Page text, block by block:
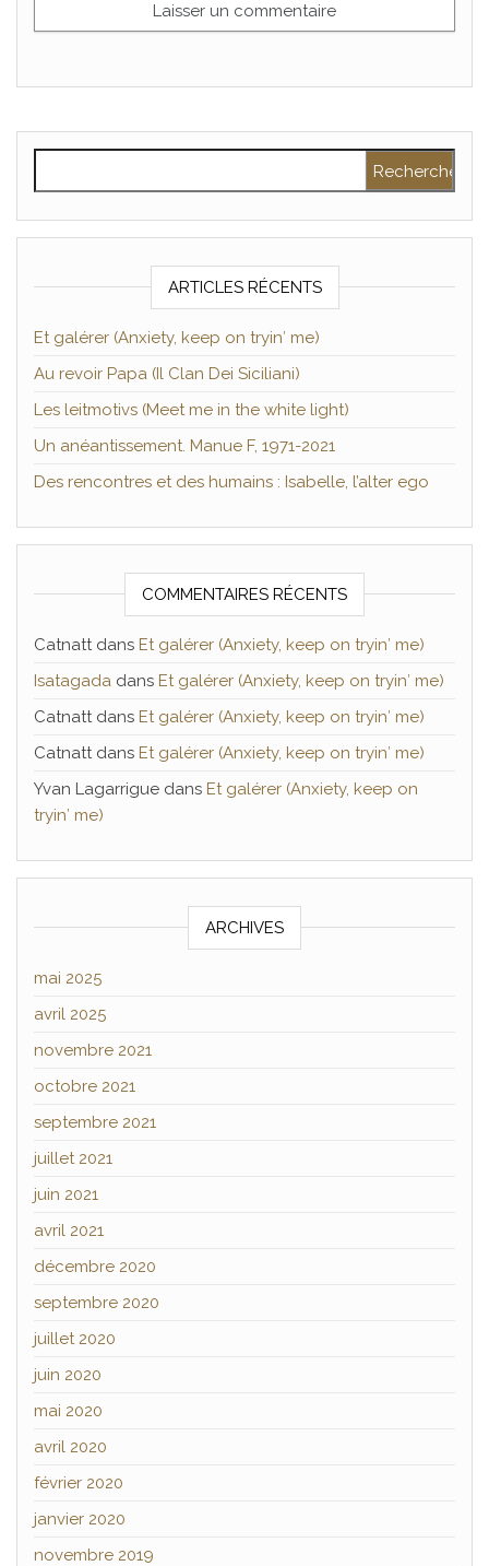
ARTICLES RÉCENTS
Et galérer (Anxiety, keep on tryin′ me)
Au revoir Papa (Il Clan Dei Siciliani)
Les leitmotivs (Meet me in the white light)
Un anéantissement. Manue F, 1971-2021
Des rencontres et des humains : Isabelle, l’alter ego
COMMENTAIRES RÉCENTS
Catnattdans Et galérer (Anxiety, keep on tryin′ me)
Isatagada dans Et galérer (Anxiety, keep on tryin′ me)
Catnattdans Et galérer (Anxiety, keep on tryin′ me)
Catnattdans Et galérer (Anxiety, keep on tryin′ me)
Yvan Lagarrigue dans Et galérer (Anxiety, keep on
tryin′ me)
ARCHIVES
mai 2025
avril 2025
novembre 2021
octobre 2021
septembre 2021
juillet 2021
juin 2021
avril 2021
décembre 2020
septembre 2020
juillet 2020
juin 2020
mai 2020
avril 2020
février 2020
janvier 2020
novembre 2019